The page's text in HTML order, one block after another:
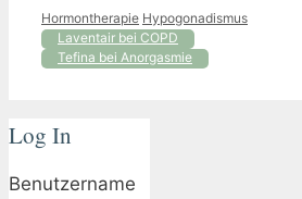
Kategorien
Hormontherapie Schlagwörter
Hypogonadismus
Laventair bei COPD
Tefina bei Anorgasmie
Log In
Benutzername